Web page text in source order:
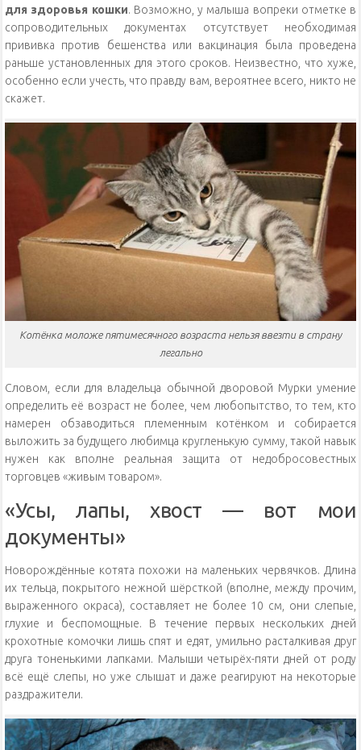
для здоровья кошки. Возможно, у малыша вопреки отметке в
сопроводительных документах отсутствует необходимая
прививка против бешенства или вакцинация была проведена
раньше установленных для этого сроков. Неизвестно, что хуже,
особенно если учесть, что правду вам, вероятнее всего, никто не
скажет.
Котёнка моложе пятимесячного возраста нельзя ввезти в страну
легально
Словом, если для владельца обычной дворовой Мурки умение
определить её возраст не более, чем любопытство, то тем, кто
намерен обзаводиться племенным котёнком и собирается
выложить за будущего любимца кругленькую сумму, такой навык
нужен как вполне реальная защита от недобросовестных
торговцев «живым товаром».
«Усы, лапы, хвост — вот мои
документы»
Новорождённые котята похожи на маленьких червячков. Длина
их тельца, покрытого нежной шёрсткой (вполне, между прочим,
выраженного окраса), составляет не более 10 см, они слепые,
глухие и беспомощные. В течение первых нескольких дней
крохотные комочки лишь спят и едят, умильно расталкивая друг
друга тоненькими лапками. Малыши четырёх-пяти дней от роду
всё ещё слепы, но уже слышат и даже реагируют на некоторые
раздражители.